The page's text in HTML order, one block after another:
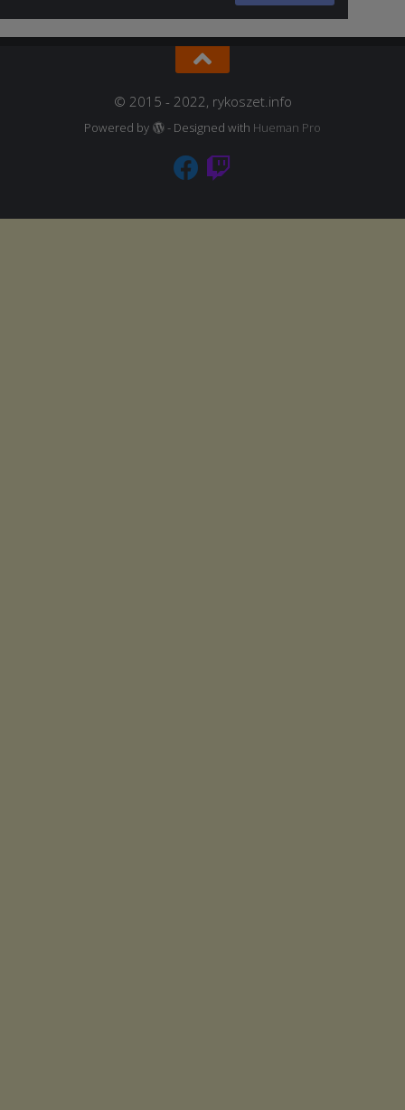
© 2015 - 2022, rykoszet.info
Powered by - Designed with Hueman Pro